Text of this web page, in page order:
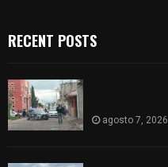
RECENT POSTS
agosto 7, 2026